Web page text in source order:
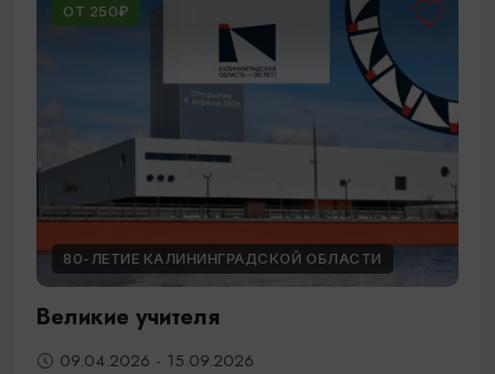
ОТ 250₽
80-ЛЕТИЕ КАЛИНИНГРАДСКОЙ ОБЛАСТИ
Великие учителя
09.04.2026 - 15.09.2026